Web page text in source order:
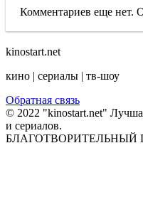
Комментариев еще нет.
kinostart.net
кино | сериалы | тв-шоу
Обратная связь
© 2022 "kinostart.net"
и сериалов.
БЛАГОТВОРИТЕЛЬНЫЙ